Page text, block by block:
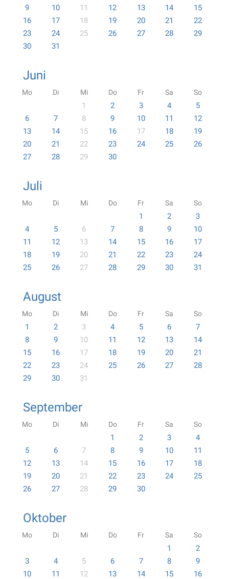
9
10 11 12 13 14
15
16
17 18 19 20 21
22
23
24 25 26 27 28
29
30
31
Juni
Mo Di Mi Do Fr Sa So
1 2 3 4
5
6
7 8 9 10 11
12
13
14 15 16 17 18
19
20
21 22 23 24 25
26
27
28 29 30
Juli
Mo Di Mi Do Fr Sa So
1 2
3
4
5 6 7 8 9
10
11
12 13 14 15 16
17
18
19 20 21 22 23
24
25
26 27 28 29 30 31
August
Mo Di Mi Do Fr Sa So
1 2 3 4 5 6
7
8
9 10 11 12 13
14
15
16 17 18 19 20
21
22
23 24 25 26 27
28
29
30 31
September
Mo Di Mi Do Fr Sa So
1 2 3
4
5
6 7 8 9 10
11
12
13 14 15 16 17
18
19
20 21 22 23 24
25
26
27 28 29 30
Oktober
Mo Di Mi Do Fr Sa So
1
2
3
4 5 6 7 8
9
10
11 12 13 14 15
16